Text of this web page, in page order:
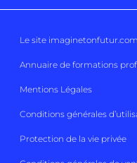
Le site
Annuaire de formations
Mentions Légales
Conditions générales
Protection de la vie privée